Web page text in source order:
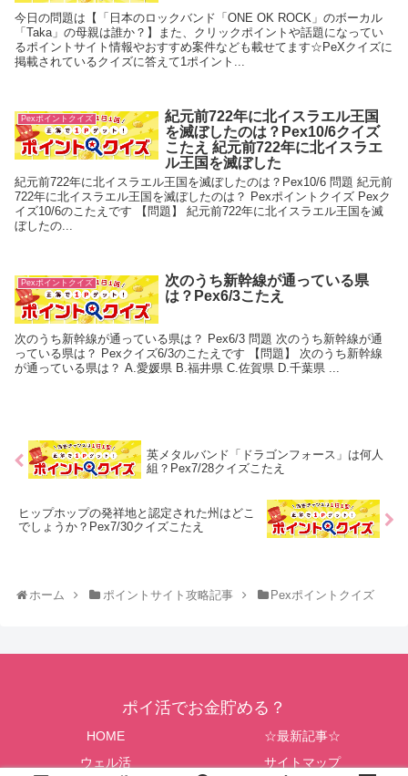
今日の問題は【「日本のロックバンド「ONE OK ROCK」のボーカル
「Taka」の母親は誰か？】また、クリックポイントや話題になってい
るポイントサイト情報やおすすめ案件なども載せてます☆PeXクイズに
掲載されているクイズに答えて1ポイント...
Pexポイントクイズ
紀元前722年に北イスラエル王国
を滅ぼしたのは？Pex10/6クイズ
こたえ 紀元前722年に北イスラエ
ル王国を滅ぼした
紀元前722年に北イスラエル王国を滅ぼしたのは？Pex10/6 問題 紀元前
722年に北イスラエル王国を滅ぼしたのは？ Pexポイントクイズ Pexク
イズ10/6のこたえです 【問題】 紀元前722年に北イスラエル王国を滅
ぼしたの...
Pexポイントクイズ
次のうち新幹線が通っている県
は？Pex6/3こたえ
次のうち新幹線が通っている県は？ Pex6/3 問題 次のうち新幹線が通
っている県は？ Pexクイズ6/3のこたえです 【問題】 次のうち新幹線
が通っている県は？ A.愛媛県 B.福井県 C.佐賀県 D.千葉県 ...
英メタルバンド「ドラゴンフォース」は何人
組？Pex7/28クイズこたえ
ヒップホップの発祥地と認定された州はどこ
でしょうか？Pex7/30クイズこたえ
ホーム ポイントサイト攻略記事 Pexポイントクイズ
ポイ活でお金貯める？
HOME
☆最新記事☆
ウェル活
サイトマップ